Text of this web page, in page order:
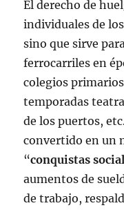
El derecho de
individuales de
sino que sirve
ferrocarriles en
colegios
temporadas
de los puertos,
convertido en un
“conquistas
aumentos de
de trabajo,